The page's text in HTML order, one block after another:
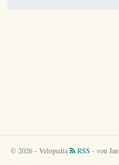
© 2026 - Velopedia RSS - von